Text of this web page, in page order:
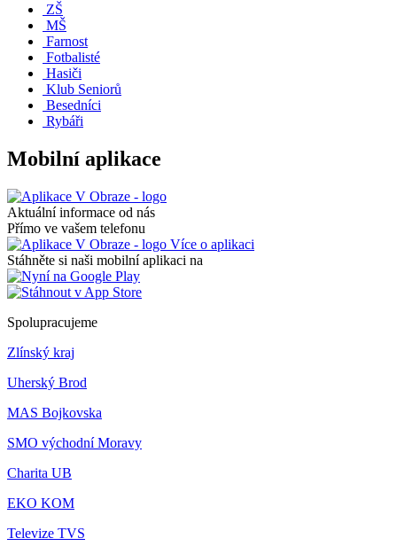
ZŠ
MŠ
Farnost
Fotbalisté
Hasiči
Klub Seniorů
Besedníci
Rybáři
Mobilní aplikace
Aktuální informace od nás
Přímo ve vašem telefonu
Více o aplikaci
Stáhněte si naši mobilní aplikaci na
Spolupracujeme
Zlínský kraj
Uherský Brod
MAS Bojkovska
SMO východní Moravy
Charita UB
EKO KOM
Televize TVS